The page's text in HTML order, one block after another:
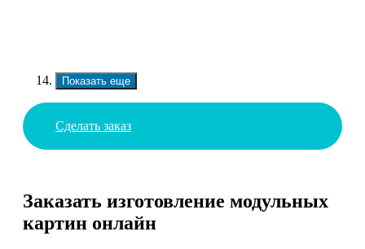
Показать еще
Сделать заказ
Заказать изготовление модульных
картин онлайн